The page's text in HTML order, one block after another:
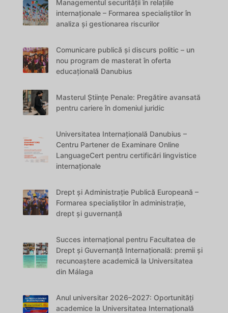
Managementul securității în relațiile
internaționale – Formarea specialiștilor în
analiza și gestionarea riscurilor
Comunicare publică și discurs politic – un
nou program de masterat în oferta
educațională Danubius
Masterul Științe Penale: Pregătire avansată
pentru cariere în domeniul juridic
Universitatea Internațională Danubius –
Centru Partener de Examinare Online
LanguageCert pentru certificări lingvistice
internaționale
Drept și Administrație Publică Europeană –
Formarea specialiștilor în administrație,
drept și guvernanță
Succes internațional pentru Facultatea de
Drept și Guvernanță Internațională: premii și
recunoaștere academică la Universitatea
din Málaga
Anul universitar 2026–2027: Oportunități
academice la Universitatea Internațională